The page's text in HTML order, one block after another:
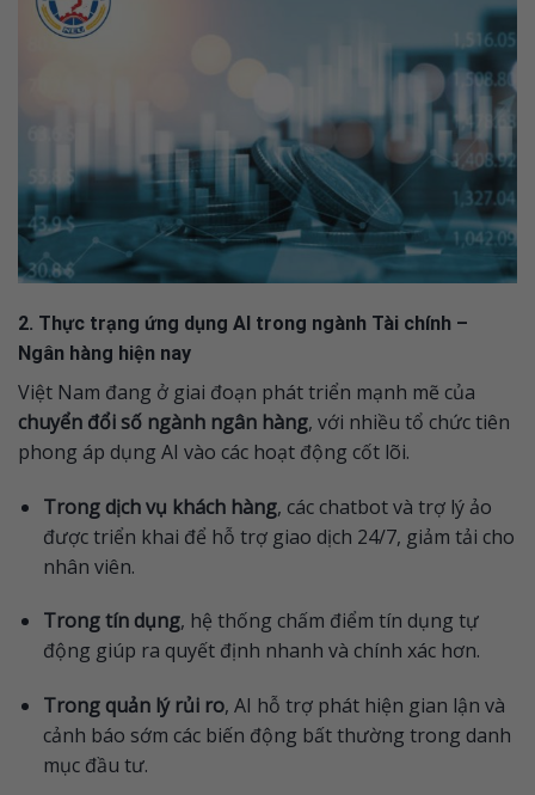
2. Thực trạng ứng dụng AI trong ngành Tài chính –
Ngân hàng hiện nay
Việt Nam đang ở giai đoạn phát triển mạnh mẽ của
chuyển đổi số ngành ngân hàng, với nhiều tổ chức tiên
phong áp dụng AI vào các hoạt động cốt lõi.
Trong dịch vụ khách hàng, các chatbot và trợ lý ảo
được triển khai để hỗ trợ giao dịch 24/7, giảm tải cho
nhân viên.
Trong tín dụng, hệ thống chấm điểm tín dụng tự
động giúp ra quyết định nhanh và chính xác hơn.
Trong quản lý rủi ro, AI hỗ trợ phát hiện gian lận và
cảnh báo sớm các biến động bất thường trong danh
mục đầu tư.